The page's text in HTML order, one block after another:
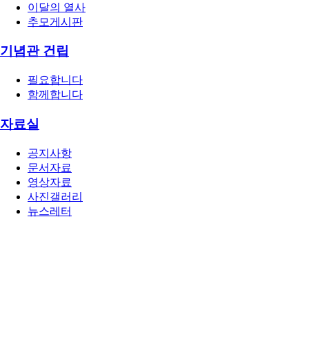
이달의 열사
추모게시판
기념관 건립
필요합니다
함께합니다
자료실
공지사항
문서자료
영상자료
사진갤러리
뉴스레터